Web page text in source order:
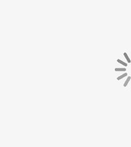
gestroomlijnde laag die